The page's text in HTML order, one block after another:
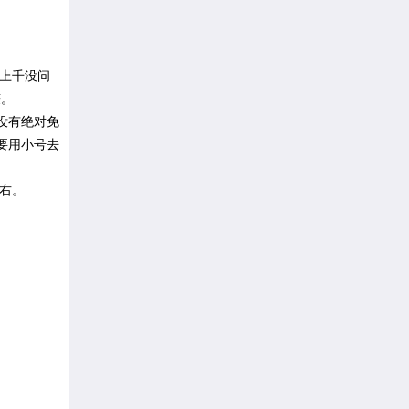
千没问
有绝对免
用小号去
。